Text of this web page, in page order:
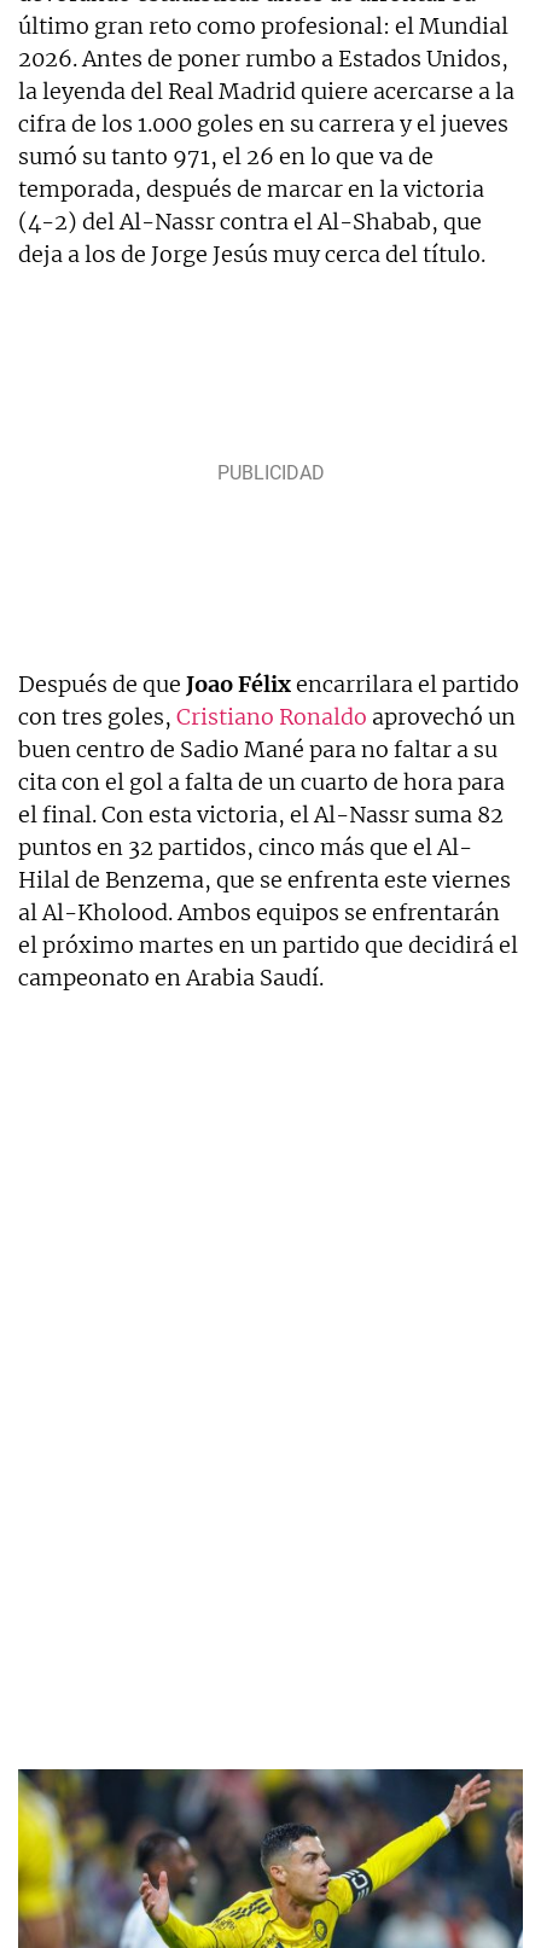
último gran reto como profesional: el Mundial
2026. Antes de poner rumbo a Estados Unidos,
la leyenda del Real Madrid quiere acercarse a la
cifra de los 1.000 goles en su carrera y el jueves
sumó su tanto 971, el 26 en lo que va de
temporada, después de marcar en la victoria
(4-2) del Al-Nassr contra el Al-Shabab, que
deja a los de Jorge Jesús muy cerca del título.
Después de que Joao Félixencarrilara el partido
con tres goles, Cristiano Ronaldo aprovechó un
buen centro de Sadio Mané para no faltar a su
cita con el gol a falta de un cuarto de hora para
el final. Con esta victoria, el Al-Nassr suma 82
puntos en 32 partidos, cinco más que el Al-
Hilal de Benzema, que se enfrenta este viernes
al Al-Kholood. Ambos equipos se enfrentarán
el próximo martes en un partido que decidirá el
campeonato en Arabia Saudí.